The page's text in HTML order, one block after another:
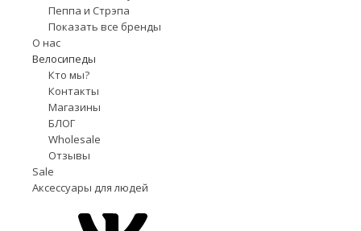
Пеппа и Стрэпа
Показать все бренды
О нас
Велосипеды
Кто мы?
Контакты
Магазины
БЛОГ
Wholesale
Отзывы
Sale
Аксессуары для людей